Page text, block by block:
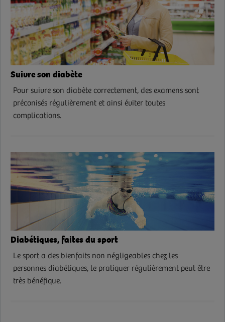
Suivre son diabète
Pour suivre son diabète correctement, des examens sont
préconisés régulièrement et ainsi éviter toutes
complications.
Diabétiques, faites du sport
Le sport a des bienfaits non négligeables chez les
personnes diabétiques, le pratiquer régulièrement peut être
très bénéfique.